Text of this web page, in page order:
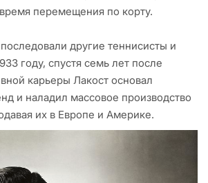
перемещения по корту.
другие теннисисты и
году, спустя семь лет после
карьеры Лакост основал
и наладил массовое производство
их в Европе и Америке.